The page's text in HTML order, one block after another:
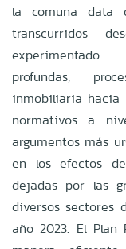
la comuna data
transcurridos
experimentado
profundas,
inmobiliaria hacia
normativos a
argumentos más
en los efectos
dejadas por las
diversos sectores
año 2023. El Plan